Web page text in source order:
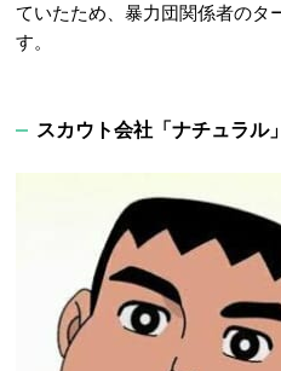
ていたため、暴力団関係者のタ
す。
スカウト会社「ナチュラ